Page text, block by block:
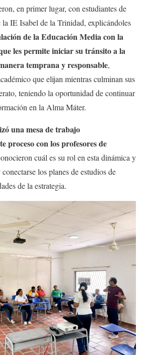
en primer lugar, con estudiantes de
la IE Isabel de la Trinidad, explicándoles
de la Educación Media con la
les permite iniciar su tránsito a la
temprana y responsable,
que elijan mientras culminan sus
teniendo la oportunidad de continuar
en la Alma Máter.
una mesa de trabajo
proceso con los profesores de
cuál es su rol en esta dinámica y
los planes de estudios de
de la estrategia.